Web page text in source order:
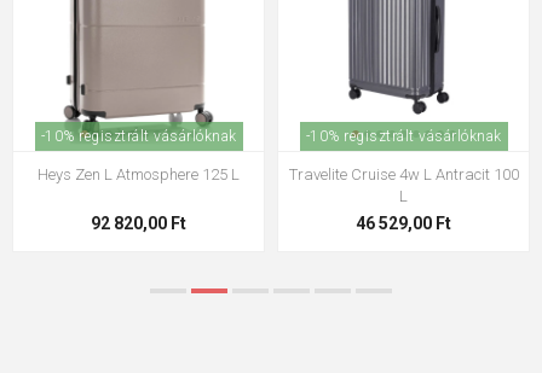
-10% regisztrált vásárlóknak
Travelite Skaii 4w L Piros 91/98 L
61 863,00 Ft
-10% regisztrált vásárlóknak
Heys Luxe L csomagtartó
Gunmetal 110 l
97 240,00 Ft